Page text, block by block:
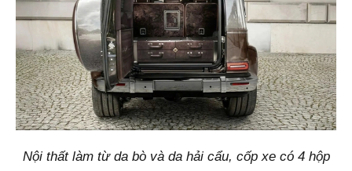
Nội thất làm từ da bò và da hải cẩu, cốp xe có 4 hộp